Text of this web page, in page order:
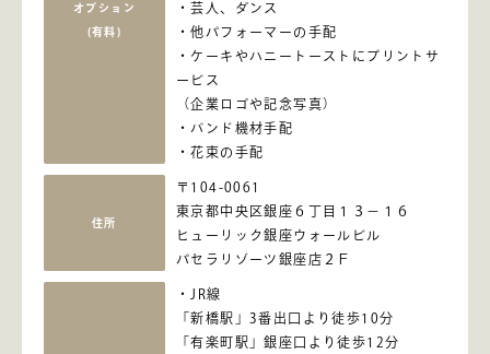
オプション
(有料)
芸人、ダンス
他パフォーマーの手配
ケーキやハニートーストにプリントサ
ービス
（企業ロゴや記念写真）
バンド機材手配
花束の手配
住所
〒104-0061
東京都中央区銀座６丁目１３－１６
ヒューリック銀座ウォールビル
パセラリゾーツ銀座店２Ｆ
JR線
「新橋駅」3番出口より徒歩10分
「有楽町駅」銀座口より徒歩12分